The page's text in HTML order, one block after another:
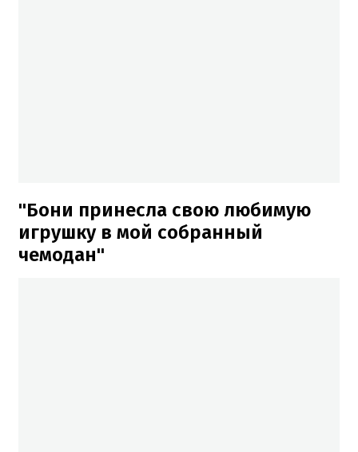
"Бони принесла свою любимую
игрушку в мой собранный
чемодан"